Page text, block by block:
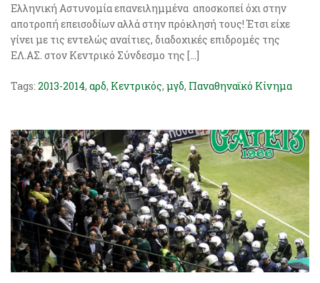
Ελληνική Αστυνομία επανειλημμένα αποσκοπεί όχι στην
αποτροπή επεισοδίων αλλά στην πρόκλησή τους! Έτσι είχε
γίνει με τις εντελώς αναίτιες, διαδοχικές επιδρομές της
ΕΛ.ΑΣ. στον Κεντρικό Σύνδεσμο της […]
Tags: 2013-2014, αρδ, Κεντρικός, μγδ, Παναθηναϊκό Κίνημα